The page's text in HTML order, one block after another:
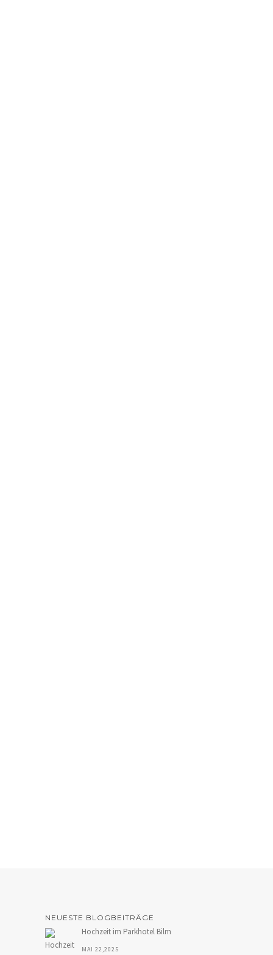
NEUESTE BLOGBEITRÄGE
Hochzeit im Parkhotel Bilm
MAI 22,2025